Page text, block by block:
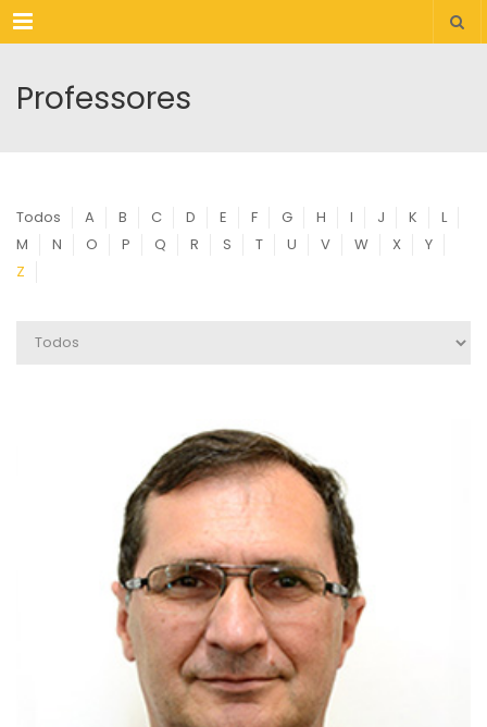
Menu
Professores
Todos A B C D E F G H I J K
L
M
N O P Q R S T U V W X
Y
Z